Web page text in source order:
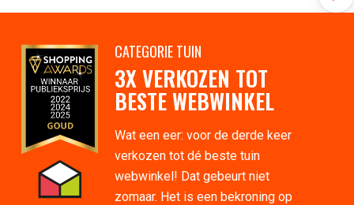
CATEGORIE TUIN
3X VERKOZEN TOT
BESTE WEBWINKEL
Wat een eer: voor de derde keer
verkozen tot dé beste tuin
webwinkel! Dat gebeurt niet
zomaar. Het is een bekroning op